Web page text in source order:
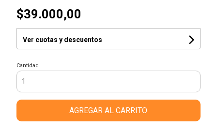
$39.000,00
Ver cuotas y descuentos
Cantidad
AGREGAR AL CARRITO